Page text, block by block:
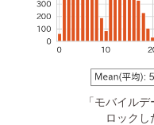
「モバイル
ロックし